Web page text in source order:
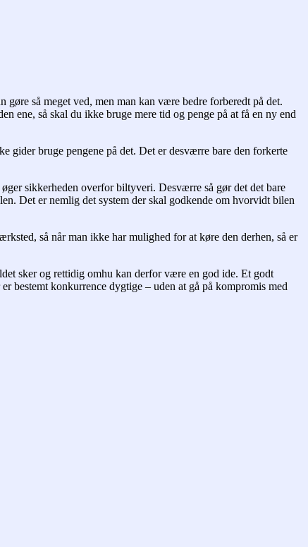
gøre så meget ved, men man kan være bedre forberedt på det.
ene, så skal du ikke bruge mere tid og penge på at få en ny end
gider bruge pengene på det. Det er desværre bare den forkerte
sikkerheden overfor biltyveri. Desværre så gør det det bare
Det er nemlig det system der skal godkende om hvorvidt bilen
så når man ikke har mulighed for at køre den derhen, så er
sker og rettidig omhu kan derfor være en god ide. Et godt
bestemt konkurrence dygtige – uden at gå på kompromis med